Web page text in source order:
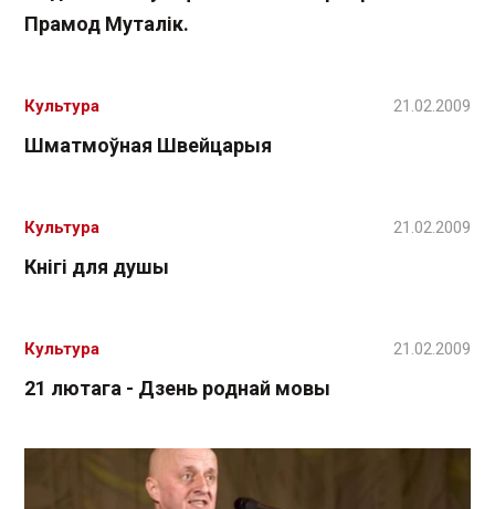
Прамод Муталік.
Шматмоўная Швейцарыя
Культура 21.02.2009
Кнігі для душы
Культура 21.02.2009
21 лютага - Дзень роднай мовы
Культура 21.02.2009